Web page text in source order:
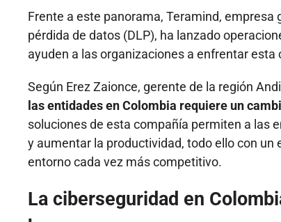
Frente a este panorama, Teramind,
pérdida de datos (DLP), ha lanzado
ayuden a las organizaciones a enfrentar esta
Según Erez Zaionce, gerente de la región
las entidades en Colombia requiere un
soluciones de esta compañía permiten a las
y aumentar la productividad, todo ello con
entorno cada vez más competitivo.
La ciberseguridad en